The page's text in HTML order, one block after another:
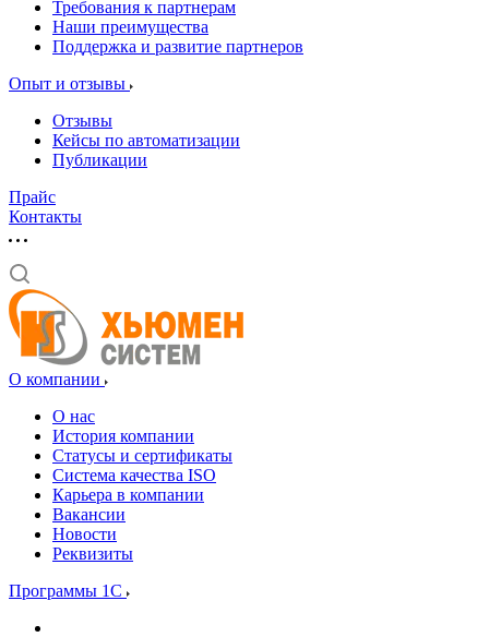
Требования к партнерам
Наши преимущества
Поддержка и развитие партнеров
Опыт и отзывы
Отзывы
Кейсы по автоматизации
Публикации
Прайс
Контакты
О компании
О нас
История компании
Статусы и сертификаты
Система качества ISO
Карьера в компании
Вакансии
Новости
Реквизиты
Программы 1С